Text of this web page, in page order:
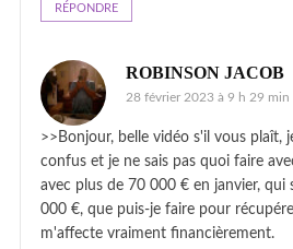
RÉPONDRE
ROBINSON JACOB
28 février 2023 à 9 h 29 min
>>Bonjour, belle vidéo s'il vous plaît,
confus et je ne sais pas quoi faire
avec plus de 70 000 € en janvier,
000 €, que puis-je faire pour
m'affecte vraiment financièrement.